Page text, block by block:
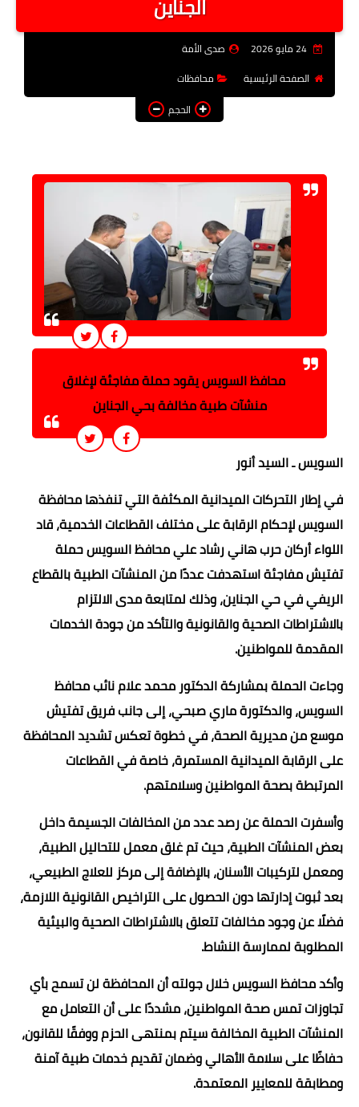
فن وثقافة
توك شو
المزيد
الجناين
24 مايو 2026
صدى الأمة
الصفحة الرئيسية
محافظات
الحجم
محافظ السويس يقود حملة مفاجئة لإغلاق
منشآت طبية مخالفة بحي الجناين
السويس ـ السيد أنور
في إطار التحركات الميدانية المكثفة التي تنفذها محافظة
السويس لإحكام الرقابة على مختلف القطاعات الخدمية، قاد
اللواء أركان حرب هاني رشاد علي محافظ السويس حملة
تفتيش مفاجئة استهدفت عددًا من المنشآت الطبية بالقطاع
الريفي في حي الجناين، وذلك لمتابعة مدى الالتزام
بالاشتراطات الصحية والقانونية والتأكد من جودة الخدمات
المقدمة للمواطنين.
وجاءت الحملة بمشاركة الدكتور محمد علام نائب محافظ
السويس، والدكتورة ماري صبحي، إلى جانب فريق تفتيش
موسع من مديرية الصحة، في خطوة تعكس تشديد المحافظة
على الرقابة الميدانية المستمرة، خاصة في القطاعات
المرتبطة بصحة المواطنين وسلامتهم.
وأسفرت الحملة عن رصد عدد من المخالفات الجسيمة داخل
بعض المنشآت الطبية، حيث تم غلق معمل للتحاليل الطبية،
ومعمل لتركيبات الأسنان، بالإضافة إلى مركز للعلاج الطبيعي،
بعد ثبوت إدارتها دون الحصول على التراخيص القانونية اللازمة،
فضلًا عن وجود مخالفات تتعلق بالاشتراطات الصحية والبيئية
المطلوبة لممارسة النشاط.
وأكد محافظ السويس خلال جولته أن المحافظة لن تسمح بأي
تجاوزات تمس صحة المواطنين، مشددًا على أن التعامل مع
المنشآت الطبية المخالفة سيتم بمنتهى الحزم ووفقًا للقانون،
حفاظًا على سلامة الأهالي وضمان تقديم خدمات طبية آمنة
ومطابقة للمعايير المعتمدة.